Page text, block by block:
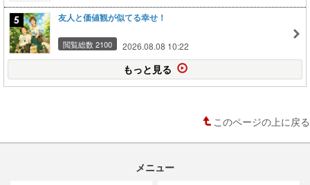
友人と価値観が似てる幸せ！
閲覧総数 2100 2026.08.08 10:22
もっと見る
このページの上に戻る
メニュー